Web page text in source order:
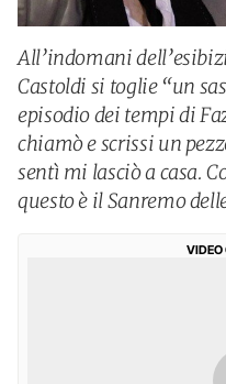
All’indomani
Castoldi si toglie “un
episodio dei tempi di
chiamò e scrissi un
sentì mi lasciò a casa.
questo è il Sanremo
VIDEO